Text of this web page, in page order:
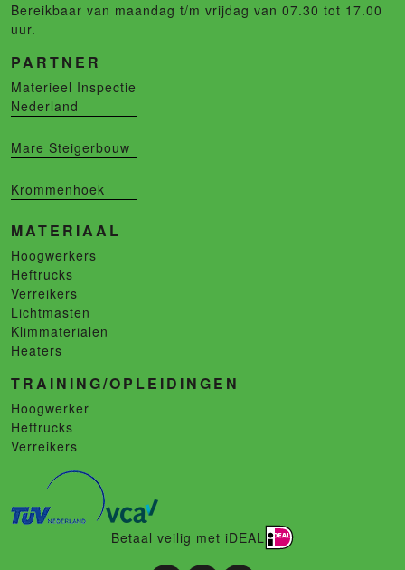
Betaal veilig met iDEAL
MATERIAAL
Hoogwerkers
Heftrucks
Verreikers
Lichtmasten
Klimmaterialen
Heaters
Bereikbaar van maandag t/m vrijdag van 07.30 tot 17.00
uur.
PARTNER
Materieel Inspectie
Nederland
Mare Steigerbouw
Krommenhoek
TRAINING/OPLEIDINGEN
Hoogwerker
Heftrucks
Verreikers